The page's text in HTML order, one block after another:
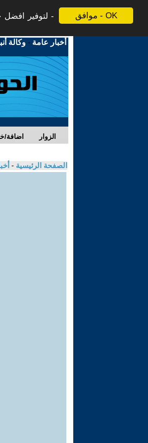
موافق - OK
لتوفير افضل
أخبار عامة -وكالة
اضافة/ الزوار
الصفحة الرئيسية -